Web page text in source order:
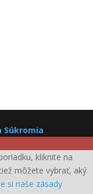
Súkromia
kliknite na
môžete vybrať, aký
si naše zásady